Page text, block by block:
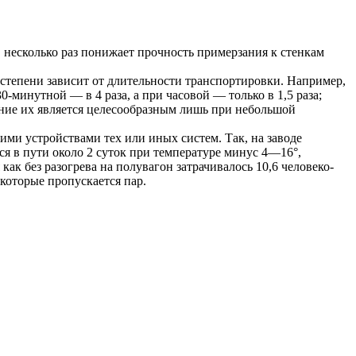
раз понижает прочность примерзания к стенкам
зависит от длительности транспортировки. Например,
минутной — в 4 раза, а при часовой — только в 1,5 раза;
их является целесообразным лишь при небольшой
устройствами тех или иных систем. Так, на заводе
в пути около 2 суток при температуре минус 4—16°,
без разогрева на полувагон затрачивалось 10,6 человеко-
пропускается пар.